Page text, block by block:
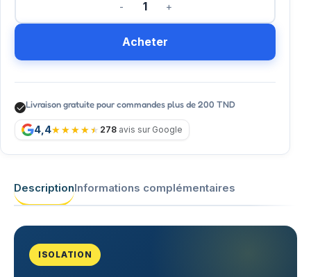
Acheter
Livraison gratuite pour commandes plus de 200 TND
4,4 278 avis sur Google
DescriptionInformations complémentaires
ISOLATION